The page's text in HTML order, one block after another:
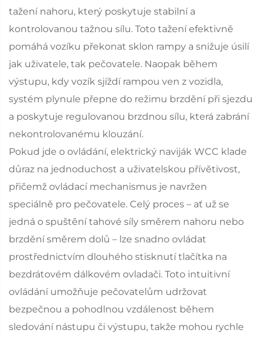
tažení nahoru, který poskytuje stabilní a
kontrolovanou tažnou sílu. Toto tažení efektivně
pomáhá vozíku překonat sklon rampy a snižuje úsilí
jak uživatele, tak pečovatele. Naopak během
výstupu, kdy vozík sjíždí rampou ven z vozidla,
systém plynule přepne do režimu brzdění při sjezdu
a poskytuje regulovanou brzdnou sílu, která zabrání
nekontrolovanému klouzání.
Pokud jde o ovládání, elektrický naviják WCC klade
důraz na jednoduchost a uživatelskou přívětivost,
přičemž ovládací mechanismus je navržen
speciálně pro pečovatele. Celý proces – ať už se
jedná o spuštění tahové síly směrem nahoru nebo
brzdění směrem dolů – lze snadno ovládat
prostřednictvím dlouhého stisknutí tlačítka na
bezdrátovém dálkovém ovladači. Toto intuitivní
ovládání umožňuje pečovatelům udržovat
bezpečnou a pohodlnou vzdálenost během
sledování nástupu či výstupu, takže mohou rychle